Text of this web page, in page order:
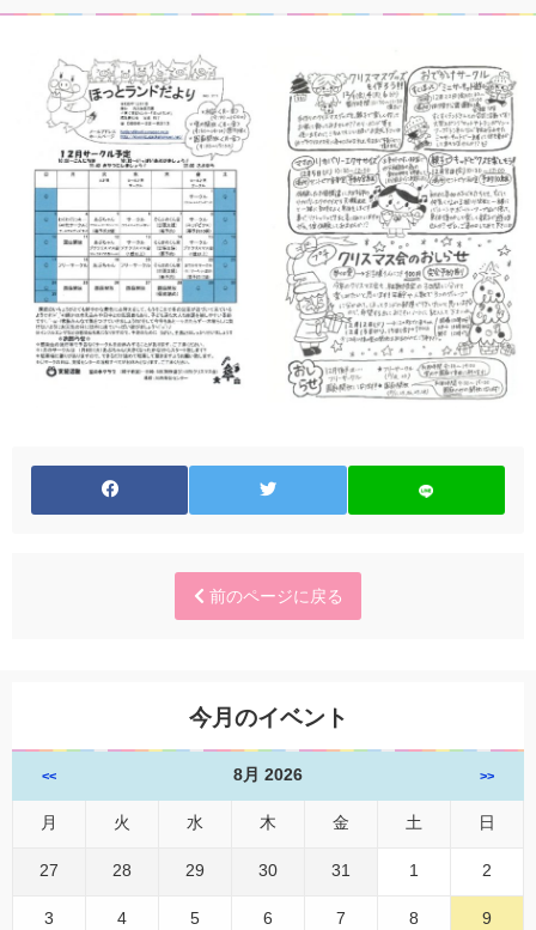
前のページに戻る
今月のイベント
<< 8月 2026 >>
月 火 水 木 金 土 日
27 28 29 30 31 1 2
3 4 5 6 7 8 9